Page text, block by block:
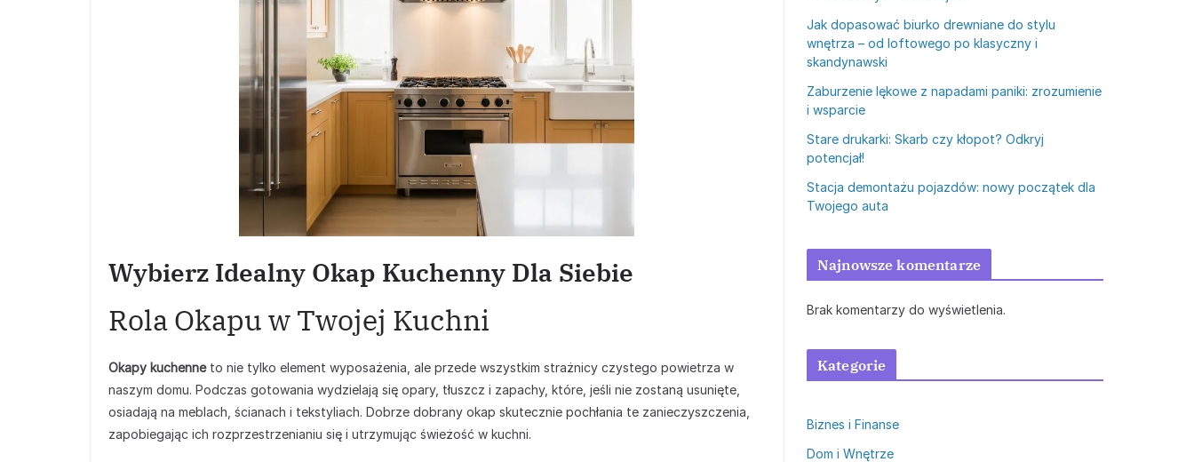
Wybierz Idealny Okap Kuchenny Dla Siebie
Rola Okapu w Twojej Kuchni
Okapy kuchenneto nie tylko element wyposażenia, ale przede wszystkim strażnicy czystego powietrza w
naszym domu. Podczas gotowania wydzielają się opary, tłuszcz i zapachy, które, jeśli nie zostaną usunięte,
osiadają na meblach, ścianach i tekstyliach. Dobrze dobrany okap skutecznie pochłania te zanieczyszczenia,
zapobiegając ich rozprzestrzenianiu się i utrzymując świeżość w kuchni.
Jak dopasować biurko drewniane do stylu
wnętrza – od loftowego po klasyczny i
skandynawski
Zaburzenie lękowe z napadami paniki: zrozumienie
i wsparcie
Stare drukarki: Skarb czy kłopot? Odkryj
potencjał!
Stacja demontażu pojazdów: nowy początek dla
Twojego auta
Najnowsze komentarze
Brak komentarzy do wyświetlenia.
Kategorie
Biznes i Finanse
Dom i Wnętrze